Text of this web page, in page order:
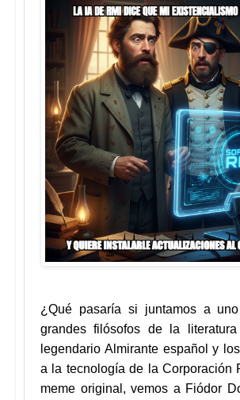
¿Qué pasaría si juntamos a
grandes filósofos de la
legendario Almirante español y
a la tecnología de la Corporación
meme original, vemos a Fiódor